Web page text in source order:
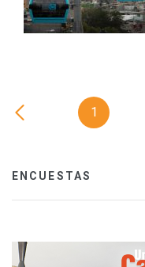
1
ENCUESTAS